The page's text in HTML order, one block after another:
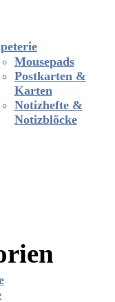
Mousepads
Postkarten &
Karten
Notizhefte &
Notizblöcke